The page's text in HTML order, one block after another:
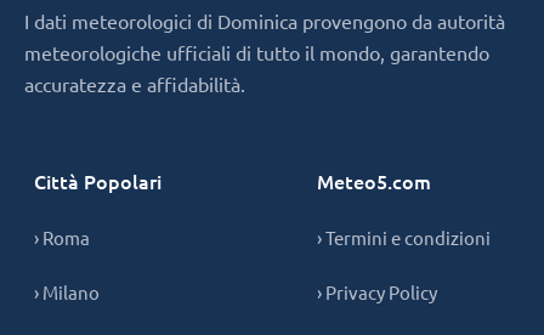
I dati meteorologici di Dominica provengono da autorità
meteorologiche ufficiali di tutto il mondo, garantendo
accuratezza e affidabilità.
Città Popolari
› Roma
› Milano
Meteo5.com
› Termini e condizioni
› Privacy Policy